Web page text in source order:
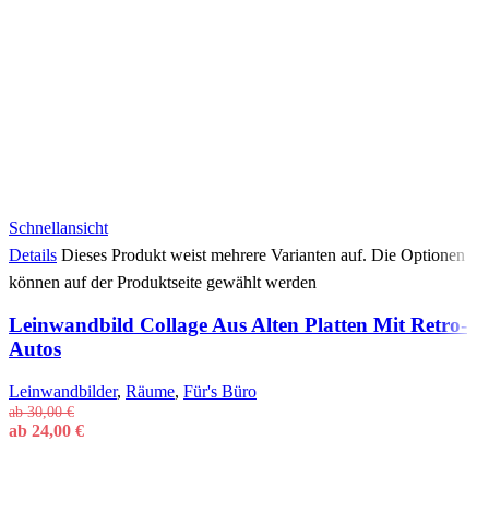
Schnellansicht
Details Dieses Produkt weist mehrere Varianten auf. Die Optionen
können auf der Produktseite gewählt werden
Leinwandbild Collage Aus Alten Platten Mit Retro-
Autos
Leinwandbilder, Räume, Für's Büro
ab30,00€
ab 24,00 €